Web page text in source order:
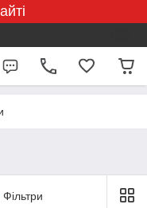
Фільтри